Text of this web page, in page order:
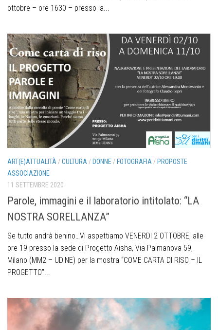
ottobre – ore 1630 – presso la...
ART(E)ATTUALITÀ /CULTURA / DONNE / FOTOGRAFIA / PROPOSTE
ASSOCIAZIONE
11 SETTEMBRE 2020
Parole, immagini e il laboratorio intitolato: “LA
NOSTRA SORELLANZA”
Se tutto andrà benino…Vi aspettiamo VENERDI 2 OTTOBRE, alle
ore 19 presso la sede di Progetto Aisha, Via Palmanova 59,
Milano (MM2 – UDINE) per la mostra “COME CARTA DI RISO – IL
PROGETTO”...